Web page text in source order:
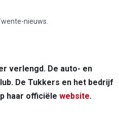
nieuws.
verlengd. De auto- en
De Tukkers en het bedrijf
haar officiële website.